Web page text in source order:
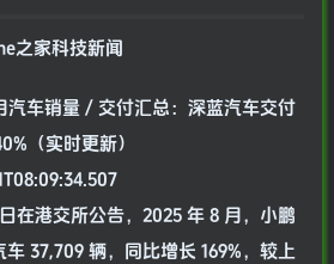
之家科技新闻
汽车销量 / 交付汇总：深蓝汽车交付
（实时更新）
在港交所公告，2025 年 8 月，小鹏
37,709 辆，同比增长 169%，较上